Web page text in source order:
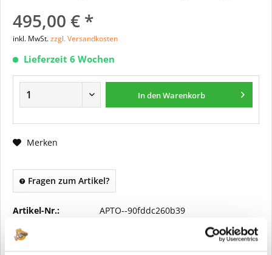
495,00 € *
inkl. MwSt.zzgl. Versandkosten
Lieferzeit 6 Wochen
In denWarenkorb
Merken
Fragen zum Artikel?
Artikel-Nr.: APTO--90fddc260b39
Vorteile